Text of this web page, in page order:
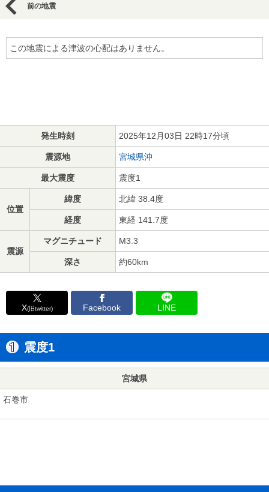
前の地震
この地震による津波の心配はありません。
発生時刻 2025年12月03日 22時17分頃
震源地 宮城県沖
最大震度 震度1
位置
緯度 北緯 38.4度
経度 東経 141.7度
震源
マグニチュード M3.3
深さ 約60km
X(旧twitter) Facebook LINE
震度1
宮城県
石巻市